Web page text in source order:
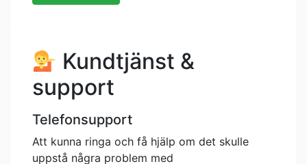
Kundtjänst &
support
Telefonsupport
Att kunna ringa och få hjälp om det skulle
uppstå några problem med